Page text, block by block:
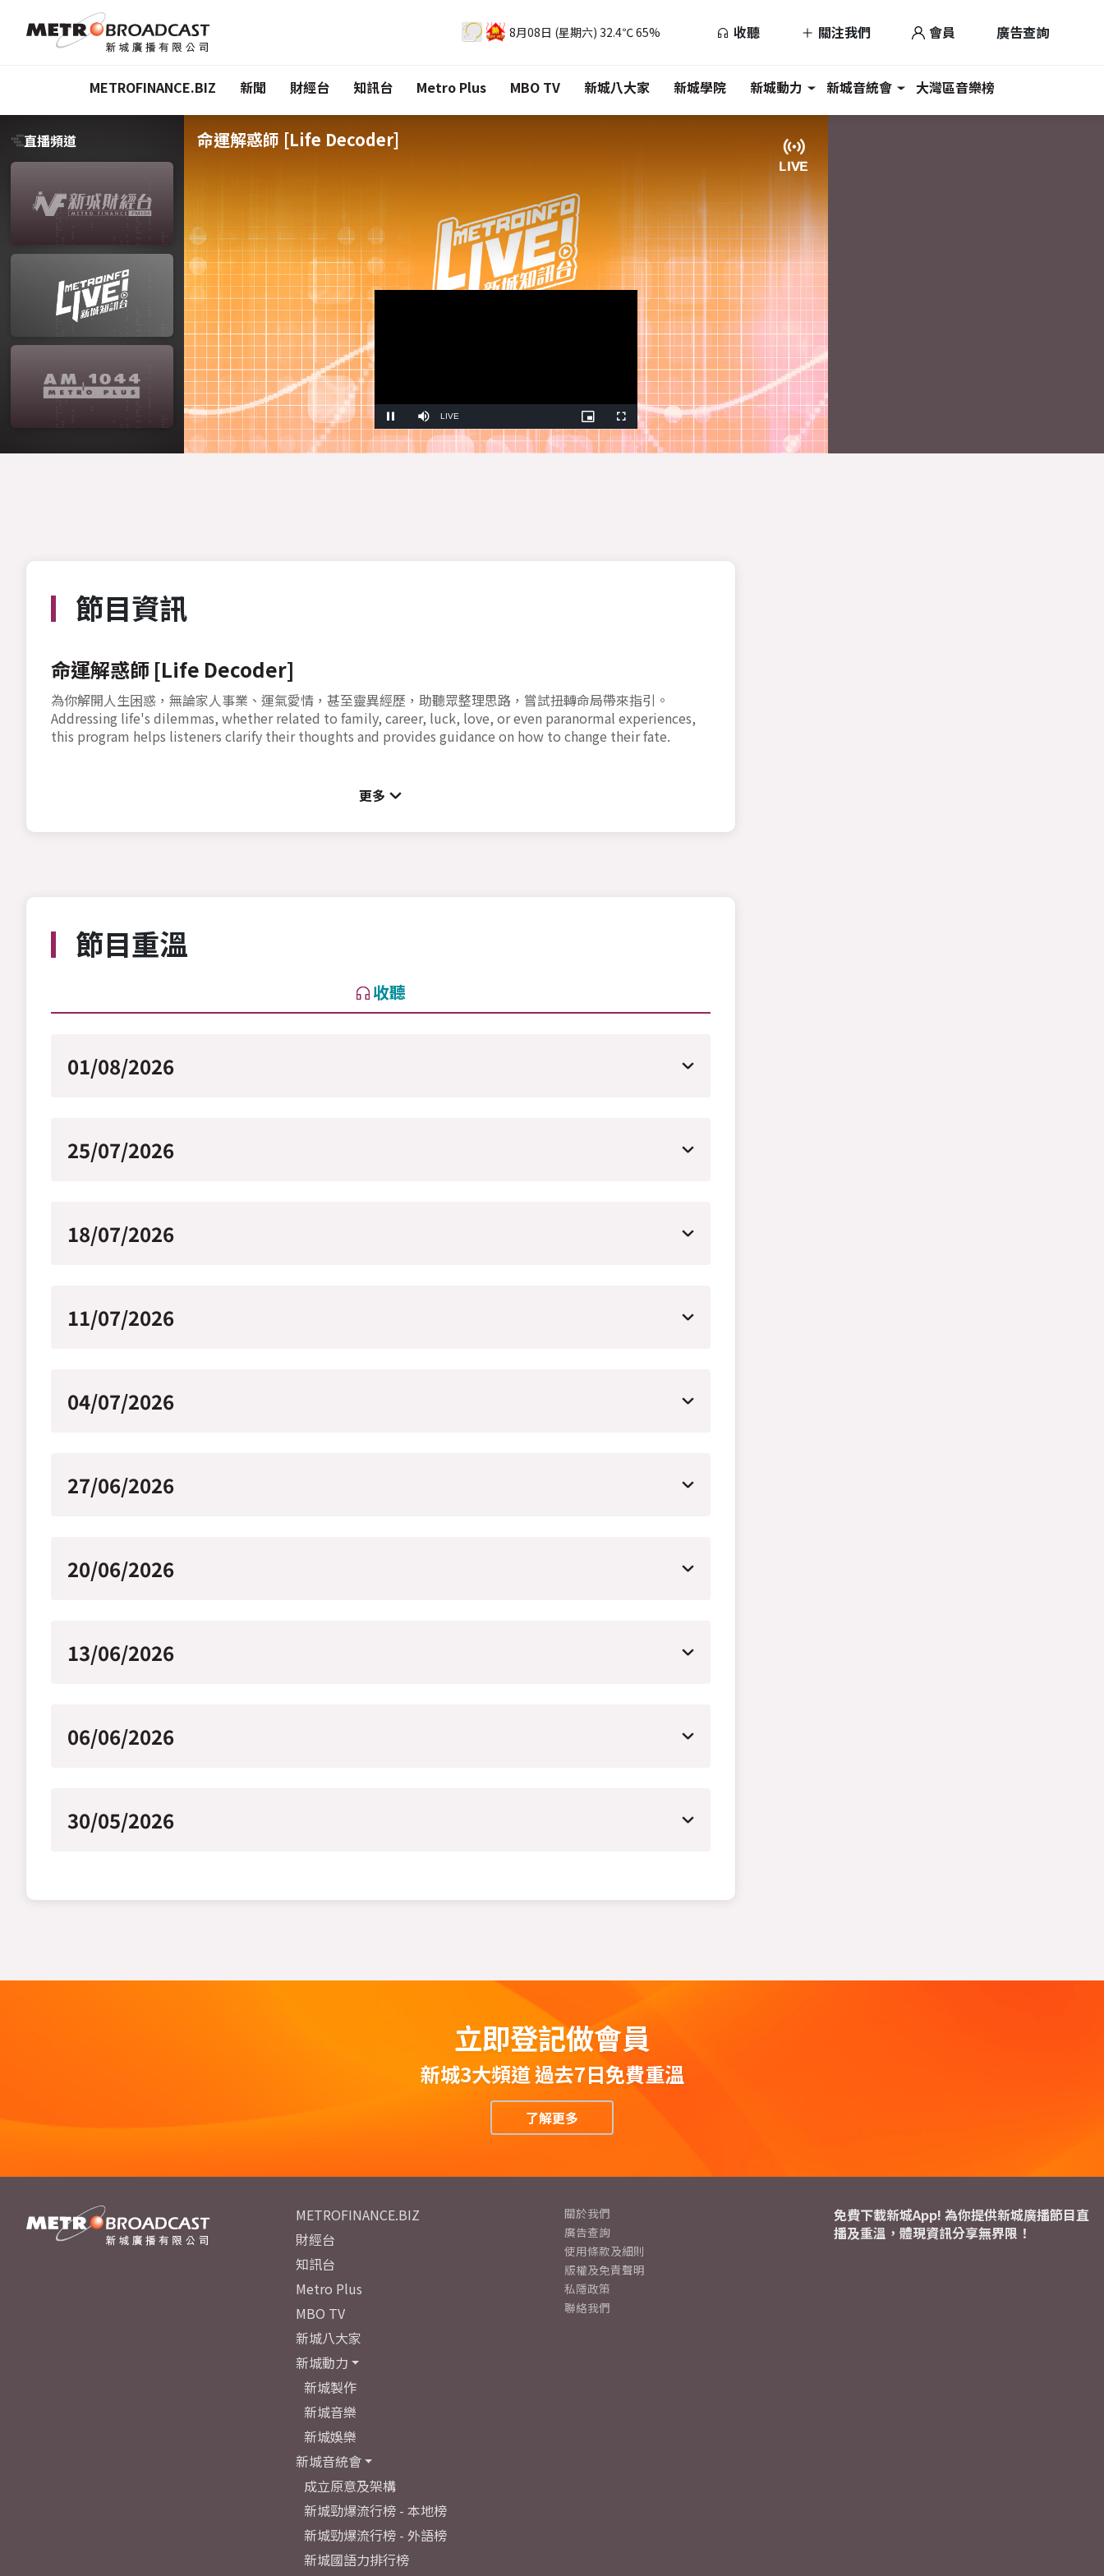
8月08日 (星期六) 32.4℃65% 收聽 關注我們 會員 廣告查詢
METROFINANCE.BIZ 新聞 財經台 知訊台 Metro Plus MBO TV 新城八大家 新城學院 新城動力 新城音統會 大灣區音樂榜
直播頻道
Pause Mute Stream
Type
LIVE
Picture-
in-
Picture
Fullscreen
命運解惑師 [Life Decoder]
節目資訊
命運解惑師 [Life Decoder]
為你解開人生困惑，無論家人事業、運氣愛情，甚至靈異經歷，助聽眾整理思路，嘗試扭轉命局帶來指引。
Addressing life's dilemmas, whether related to family, career, luck, love, or even paranormal experiences,
this program helps listeners clarify their thoughts and provides guidance on how to change their fate.
更多
節目重溫
收聽
01/08/2026
25/07/2026
18/07/2026
11/07/2026
04/07/2026
27/06/2026
20/06/2026
13/06/2026
06/06/2026
30/05/2026
立即登記做會員
新城3大頻道 過去7日免費重溫
了解更多
METROFINANCE.BIZ
財經台
知訊台
Metro Plus
MBO TV
新城八大家
新城動力
新城製作
新城音樂
新城娛樂
新城音統會
成立原意及架構
新城勁爆流行榜 - 本地榜
新城勁爆流行榜 - 外語榜
新城國語力排行榜
關於我們
廣告查詢
使用條款及細則
版權及免責聲明
私隱政策
聯絡我們
免費下載新城App! 為你提供新城廣播節目直
播及重溫，體現資訊分享無界限！